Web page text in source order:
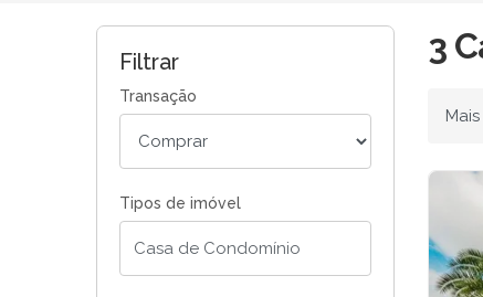
Filtrar
Transação
Tipos de imóvel
3